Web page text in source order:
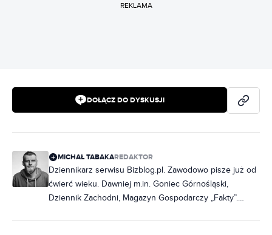
REKLAMA
DOŁĄCZ DO DYSKUSJI
MICHAŁ TABAKAREDAKTOR
Dziennikarz serwisu Bizblog.pl. Zawodowo pisze już od
ćwierć wieku. Dawniej m.in. Goniec Górnośląski,
Dziennik Zachodni, Magazyn Gospodarczy „Fakty”.